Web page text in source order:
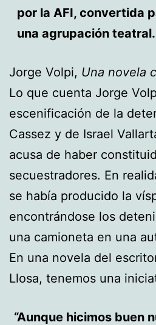
por la AFI, convertida
una agrupación teatral.
Jorge Volpi, Una novela
Lo que cuenta Jorge
escenificación de la
Cassez y de Israel
acusa de haber
secuestradores. En
se había producido la
encontrándose los
una camioneta en una
En una novela del
Llosa, tenemos una
Aunque hicimos buen